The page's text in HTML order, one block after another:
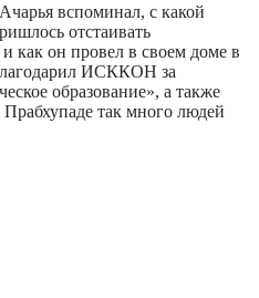
вспоминал, с какой
отстаивать
как он провел в своем доме в
ИСККОН за
образование», а также
так много людей